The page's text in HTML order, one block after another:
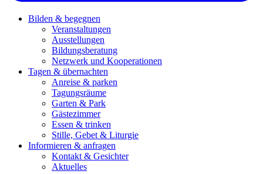
Bilden & begegnen
Veranstaltungen
Ausstellungen
Bildungsberatung
Netzwerk und Kooperationen
Tagen & übernachten
Anreise & parken
Tagungsräume
Garten & Park
Gästezimmer
Essen & trinken
Stille, Gebet & Liturgie
Informieren & anfragen
Kontakt & Gesichter
Aktuelles